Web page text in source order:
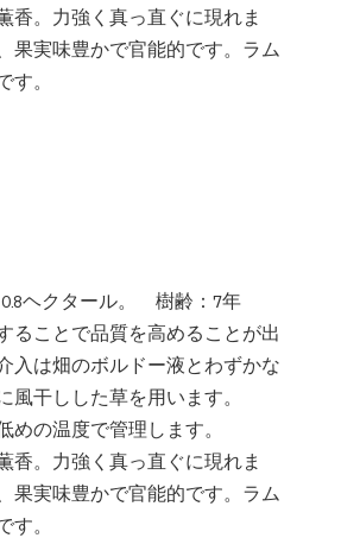
香。力強く真っ直ぐに現れま
果実味豊かで官能的です。ラム
す。
ヘクタール。 樹齢：7年
ることで品質を高めることが出
入は畑のボルドー液とわずかな
干しした草を用います。
の温度で管理します。
香。力強く真っ直ぐに現れま
果実味豊かで官能的です。ラム
す。